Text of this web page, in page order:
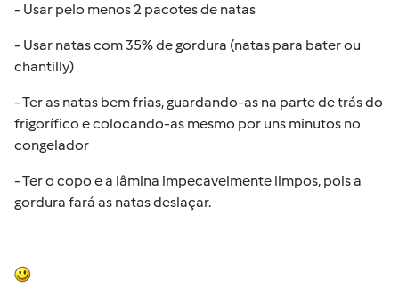
- Usar pelo menos 2 pacotes de natas
- Usar natas com 35% de gordura (natas para bater ou
chantilly)
- Ter as natas bem frias, guardando-as na parte de trás do
frigorífico e colocando-as mesmo por uns minutos no
congelador
- Ter o copo e a lâmina impecavelmente limpos, pois a
gordura fará as natas deslaçar.